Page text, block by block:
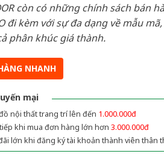
còn có những chính sách bán
đi kèm với sự đa dạng về mẫu
phân khúc giá thành.
NHANH
mại
nội thất trang trí lên đến 1.000.000đ
khi mua đơn hàng lớn hơn 3.000.000đ
lớn khi đăng ký tài khoản thành viên thân